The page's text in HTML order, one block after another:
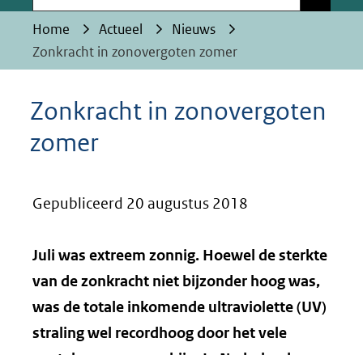
geweigerd.
Home Actueel
Nieuws
Zonkracht in zonovergoten zomer
Zonkracht in zonovergoten
zomer
Gepubliceerd 20 augustus 2018
Juli was extreem zonnig. Hoewel de sterkte
van de zonkracht niet bijzonder hoog was,
was de totale inkomende ultraviolette (UV)
straling wel recordhoog door het vele